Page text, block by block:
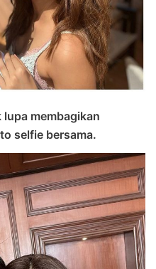
membagikan
selfie bersama.